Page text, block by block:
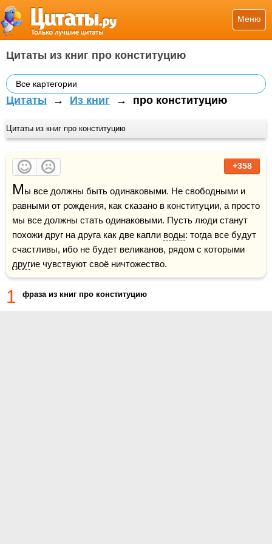
Меню
Цитаты из книг про конституцию
Все картегории
Цитаты → Из книг → про конституцию
Цитаты из книг про конституцию
+358
Мы все должны быть одинаковыми. Не свободными и
равными от рождения, как сказано в конституции, а просто
мы все должны стать одинаковыми. Пусть люди станут
похожи друг на друга как две капли воды: тогда все будут
другие чувствуют своё ничтожество.
1 фраза из книг про конституцию